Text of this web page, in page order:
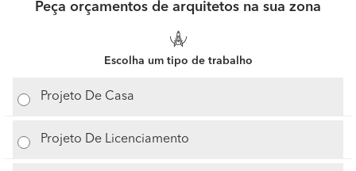
Peça orçamentos de arquitetos na sua zona
Escolha um tipo de trabalho
Projeto De Casa
Projeto De Licenciamento